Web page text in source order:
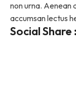
non urna. Aenean
accumsan lectus
Social Share :